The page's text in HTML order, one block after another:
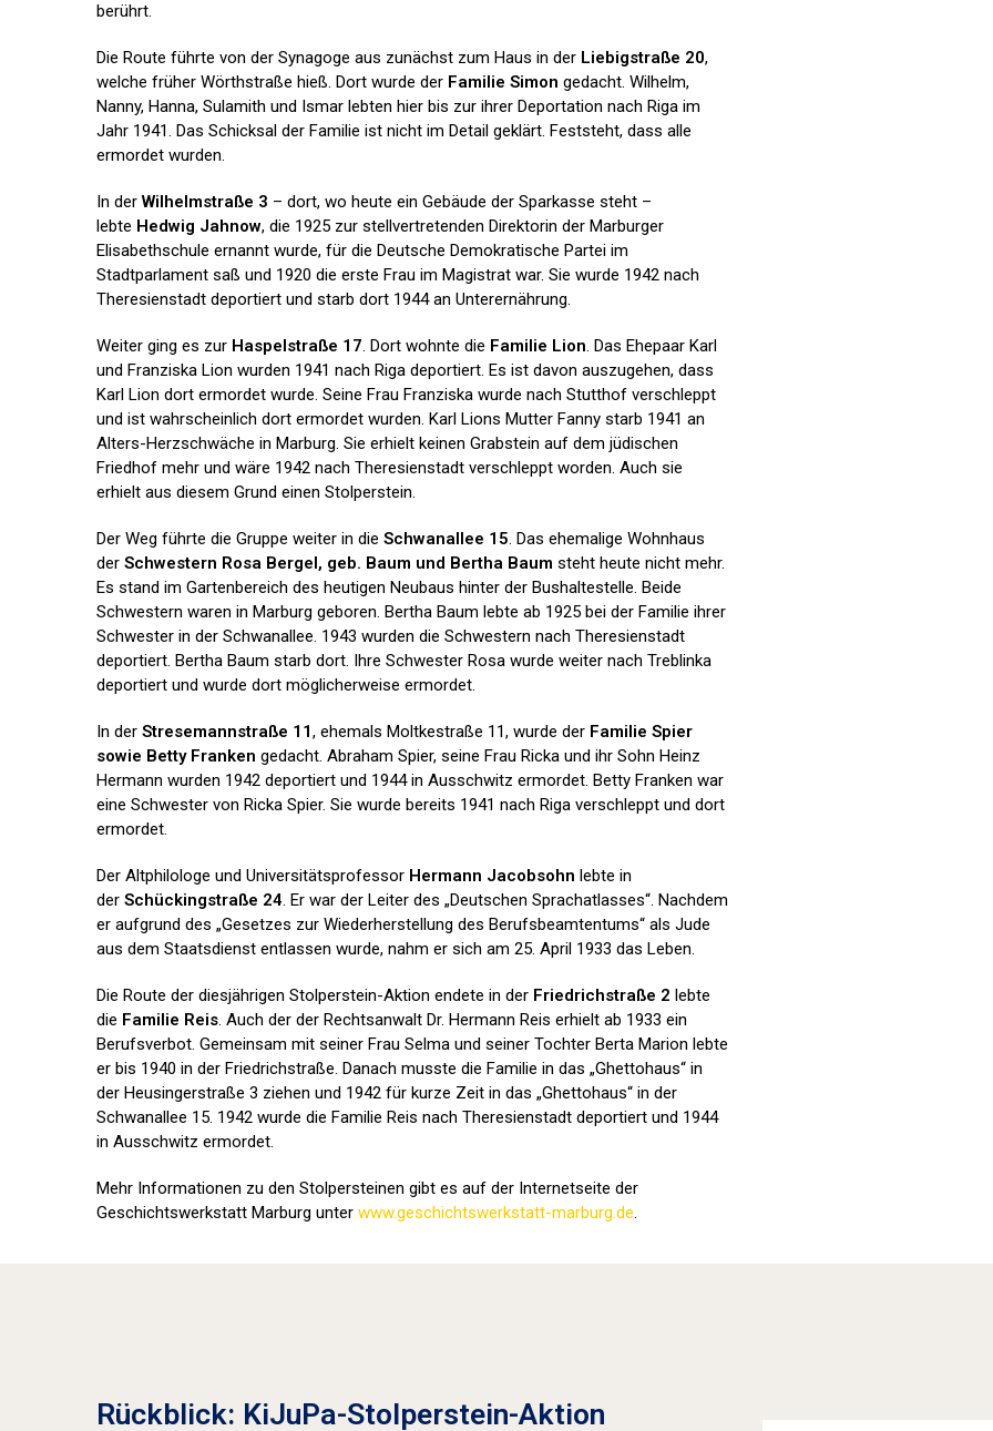
berührt.
Die Route führte von der Synagoge aus zunächst zum Haus in der Liebigstraße 20,
welche früher Wörthstraße hieß. Dort wurde der Familie Simon gedacht. Wilhelm,
Nanny, Hanna, Sulamith und Ismar lebten hier bis zur ihrer Deportation nach Riga im
Jahr 1941. Das Schicksal der Familie ist nicht im Detail geklärt. Feststeht, dass alle
ermordet wurden.
In derWilhelmstraße 3 – dort, wo heute ein Gebäude der Sparkasse steht –
lebte Hedwig Jahnow, die 1925 zur stellvertretenden Direktorin der Marburger
Elisabethschule ernannt wurde, für die Deutsche Demokratische Partei im
Stadtparlament saß und 1920 die erste Frau im Magistrat war. Sie wurde 1942 nach
Theresienstadt deportiert und starb dort 1944 an Unterernährung.
Weiter ging es zur Haspelstraße 17. Dort wohnte die Familie Lion. Das Ehepaar Karl
und Franziska Lion wurden 1941 nach Riga deportiert. Es ist davon auszugehen, dass
Karl Lion dort ermordet wurde. Seine Frau Franziska wurde nach Stutthof verschleppt
und ist wahrscheinlich dort ermordet wurden. Karl Lions Mutter Fanny starb 1941 an
Alters-Herzschwäche in Marburg. Sie erhielt keinen Grabstein auf dem jüdischen
Friedhof mehr und wäre 1942 nach Theresienstadt verschleppt worden. Auch sie
erhielt aus diesem Grund einen Stolperstein.
Der Weg führte die Gruppe weiter in die Schwanallee 15. Das ehemalige Wohnhaus
der Schwestern Rosa Bergel, geb. Baum und Bertha Baum steht heute nicht mehr.
Es stand im Gartenbereich des heutigen Neubaus hinter der Bushaltestelle. Beide
Schwestern waren in Marburg geboren. Bertha Baum lebte ab 1925 bei der Familie ihrer
Schwester in der Schwanallee. 1943 wurden die Schwestern nach Theresienstadt
deportiert. Bertha Baum starb dort. Ihre Schwester Rosa wurde weiter nach Treblinka
deportiert und wurde dort möglicherweise ermordet.
In der Stresemannstraße 11, ehemals Moltkestraße 11, wurde der Familie Spier
sowie Betty Franken gedacht. Abraham Spier, seine Frau Ricka und ihr Sohn Heinz
Hermann wurden 1942 deportiert und 1944 in Ausschwitz ermordet. Betty Franken war
eine Schwester von Ricka Spier. Sie wurde bereits 1941 nach Riga verschleppt und dort
ermordet.
Der Altphilologe und Universitätsprofessor Hermann Jacobsohn lebte in
der Schückingstraße 24. Er war der Leiter des „Deutschen Sprachatlasses“. Nachdem
er aufgrund des „Gesetzes zur Wiederherstellung des Berufsbeamtentums“ als Jude
aus dem Staatsdienst entlassen wurde, nahm er sich am 25. April 1933 das Leben.
Die Route der diesjährigen Stolperstein-Aktion endete in der Friedrichstraße 2 lebte
die Familie Reis. Auch der der Rechtsanwalt Dr. Hermann Reis erhielt ab 1933 ein
Berufsverbot. Gemeinsam mit seiner Frau Selma und seiner Tochter Berta Marion lebte
er bis 1940 in der Friedrichstraße. Danach musste die Familie in das „Ghettohaus“ in
der Heusingerstraße 3 ziehen und 1942 für kurze Zeit in das „Ghettohaus“ in der
Schwanallee 15. 1942 wurde die Familie Reis nach Theresienstadt deportiert und 1944
in Ausschwitz ermordet.
Mehr Informationen zu den Stolpersteinen gibt es auf der Internetseite der
Geschichtswerkstatt Marburg unter www.geschichtswerkstatt-marburg.de.
Rückblick: KiJuPa-Stolperstein-Aktion